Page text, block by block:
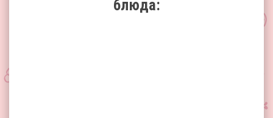
блюда: